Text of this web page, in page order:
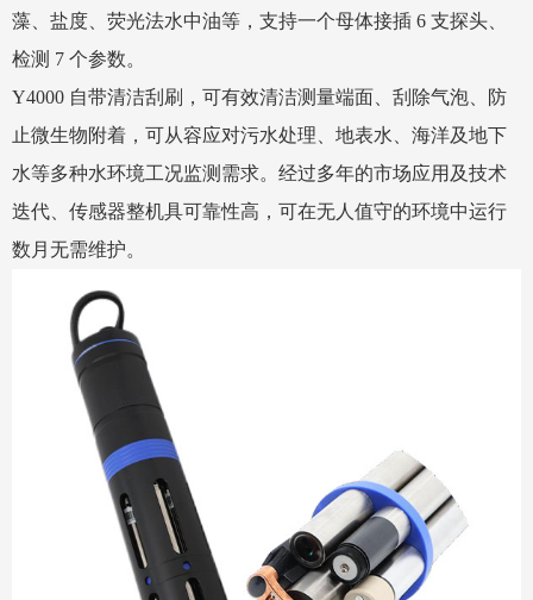
藻、盐度、荧光法水中油等，支持一个母体接插 6 支探头、
检测 7 个参数。
Y4000 自带清洁刮刷，可有效清洁测量端面、刮除气泡、防
止微生物附着，可从容应对污水处理、地表水、海洋及地下
水等多种水环境工况监测需求。经过多年的市场应用及技术
迭代、传感器整机具可靠性高，可在无人值守的环境中运行
数月无需维护。